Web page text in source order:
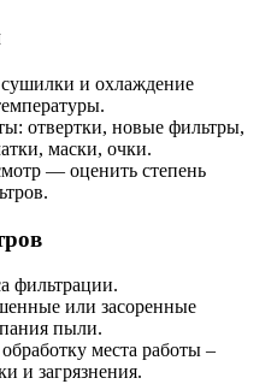
и охлаждение
отвертки, новыe фильтры,
маски, очки.
— оценить степень
фильтрации.
или засоренные
пыли.
места работы –
и загрязнения.